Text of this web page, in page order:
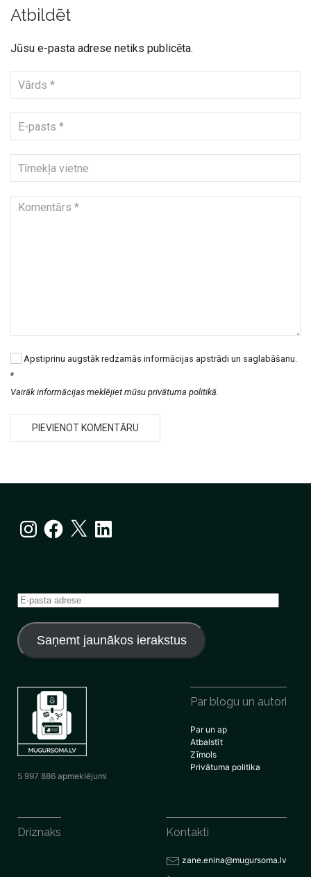
Atbildēt
Jūsu e-pasta adrese netiks publicēta.
Apstiprinu augstāk redzamās informācijas apstrādi un saglabāšanu.
*
Vairāk informācijas meklējiet mūsu privātuma politikā.
InstagramFacebook
X LinkedIn
E-
adrese
Saņemt jaunākos ierakstus
5 997 886 apmeklējumi
Par blogu un autori
Par un ap
Atbalstīt
Zīmols
Privātuma politika
Driznaks Kontakti
zane.enina@mugursoma.lv